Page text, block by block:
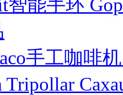
智能手环
手工咖啡
Tripollar